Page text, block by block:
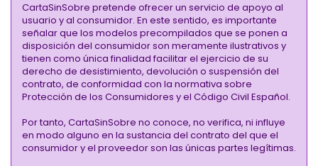
CartaSinSobre pretende ofrecer un servicio de apoyo al
usuario y al consumidor. En este sentido, es importante
señalar que los modelos precompilados que se ponen a
disposición del consumidor son meramente ilustrativos y
tienen como única finalidad facilitar el ejercicio de su
derecho de desistimiento, devolución o suspensión del
contrato, de conformidad con la normativa sobre
Protección de los Consumidores y el Código Civil Español.
Por tanto, CartaSinSobre no conoce, no verifica, ni influye
en modo alguno en la sustancia del contrato del que el
consumidor y el proveedor son las únicas partes legítimas.